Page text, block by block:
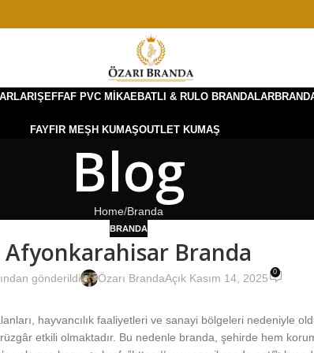
ŞEFFAF PVC MIKAEBATLI & RULO BRANDALAR
FAYFIR MEŞH KUMAŞOUTLET KUMAŞ
Blog
Home Branda
BRANDA
Afyonkarahisar Branda
gönderildi Özarı BrandaAçık Kasım 14, 2025 0
hayvancılık faaliyetleri ve sanayi bölgeleri nedeniyle
etkili olmaktadır. Bu nedenle branda, şehirde hem